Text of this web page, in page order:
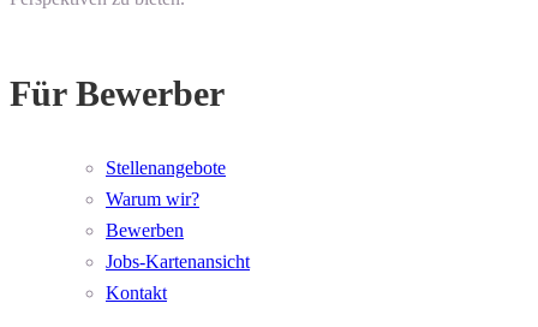
Für Bewerber
Stellenangebote
Warum wir?
Bewerben
Jobs-Kartenansicht
Kontakt